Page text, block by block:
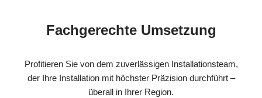
Fachgerechte Umsetzung
Profitieren Sie von dem zuverlässigen Installationsteam,
der Ihre Installation mit höchster Präzision durchführt –
überall in Ihrer Region.